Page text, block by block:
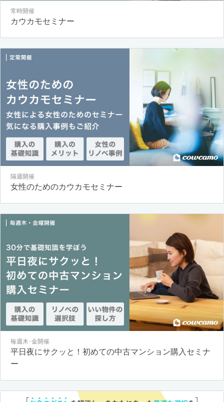
常時開催
カウカモセミナー
隔週開催
女性のためのカウカモセミナー
毎週木･金開催
平日夜にサクッと！初めての中古マンション購入セミナ
ー